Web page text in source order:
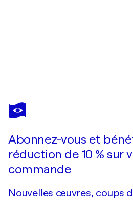
DIANA LARGE
HAPPINESS
Abonnez-vous et
réduction de 10 % sur
commande
Nouvelles œuvres, coups